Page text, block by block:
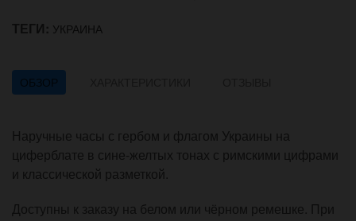
ТЕГИ: УКРАИНА
ОБЗОР
Наручные часы с гербом и флагом Украины на
циферблате в сине-желтых тонах с римскими цифрами
и классической разметкой.
Доступны к заказу на белом или чёрном ремешке. При